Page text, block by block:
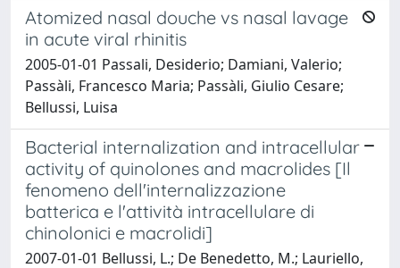
Atomized nasal douche vs nasal lavage
in acute viral rhinitis
2005-01-01 Passali, Desiderio; Damiani, Valerio;
Passàli, Francesco Maria; Passàli, Giulio Cesare;
Bellussi, Luisa
Bacterial internalization and intracellular
activity of quinolones and macrolides [Il
fenomeno dell'internalizzazione
batterica e l'attività intracellulare di
chinolonici e macrolidi]
2007-01-01 Bellussi, L.; De Benedetto, M.; Lauriello,